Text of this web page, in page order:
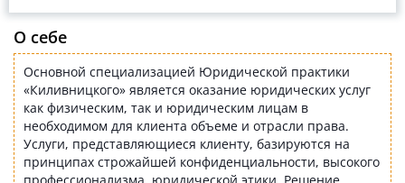
О себе
Основной специализацией Юридической практики
«Киливницкого» является оказание юридических услуг
как физическим, так и юридическим лицам в
необходимом для клиента объеме и отрасли права.
Услуги, представляющиеся клиенту, базируются на
принципах строжайшей конфиденциальности, высокого